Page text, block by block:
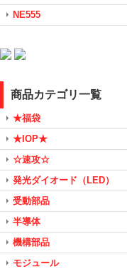
NE555
商品カテゴリ一覧
★福袋
★IOP★
☆速攻☆
発光ダイオード（LED）
受動部品
半導体
機構部品
モジュール